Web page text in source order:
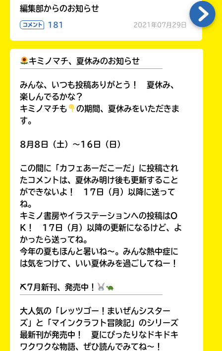
出会える
キミノラジオ配信中！
いろんな動画が
見られる
編集部からのお知らせ
コメント 181 2021年07月29日
キミノマチ、夏休みのお知らせ
みんな、いつも投稿ありがとう！ 夏休み、
楽しんでるかな？
キミノマチも
の期間、夏休みをいただきま
す。
8月8日（土）～16日（日）
この間に「カフェあーだこーだ」に投稿され
たコメントは、夏休み明け後も更新すること
ができないよ！ 17日（月）以降に送って
ね。
キミノ書房やイラステーションへの投稿はO
K！ 17日（月）以降の更新になるけど、よ
かったら送ってね。
今年の夏もほんと暑いね～。みんな熱中症に
は気をつけて、いい夏休みを過ごしてねー！
⛏7月新刊、発売中！
大人気の「レッツゴー！まいぜんシスター
ズ」と「マインクラフト冒険記」のシリーズ
最新刊が発売中！ 夏にぴったりなドキドキ
ワクワクな物語、ぜひ読んでみてね～！